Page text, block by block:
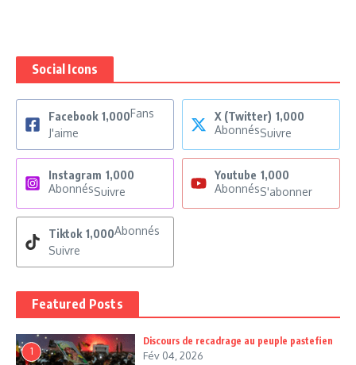
Social Icons
Facebook 1,000Fans
J'aime
X (Twitter) 1,000
AbonnésSuivre
Instagram 1,000
AbonnésSuivre
Youtube 1,000
AbonnésS'abonner
Tiktok 1,000Abonnés
Suivre
Featured Posts
1
Discours de recadrage au peuple pastefien
Fév 04, 2026